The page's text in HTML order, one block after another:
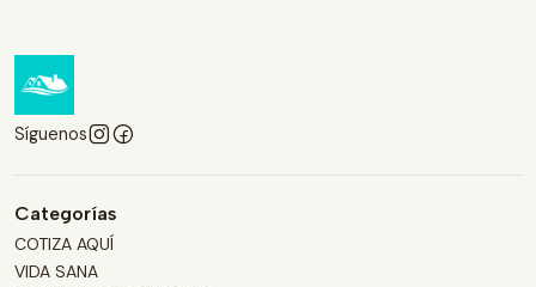
Síguenos
Categorías
COTIZA AQUÍ
VIDA SANA